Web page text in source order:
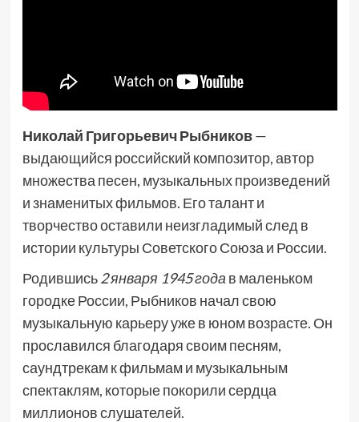
Николай Григорьевич Рыбников—
выдающийся российский композитор, автор
множества песен, музыкальных произведений
и знаменитых фильмов. Его талант и
творчество оставили неизгладимый след в
истории культуры Советского Союза и России.
Родившись2 января 1945 года в маленьком
городке России, Рыбников начал свою
музыкальную карьеру уже в юном возрасте. Он
прославился благодаря своим песням,
саундтрекам к фильмам и музыкальным
спектаклям, которые покорили сердца
миллионов слушателей.